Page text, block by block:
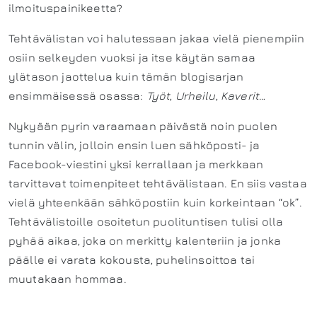
ilmoituspainikeetta?
Tehtävälistan voi halutessaan jakaa vielä pienempiin
osiin selkeyden vuoksi ja itse käytän samaa
ylätason jaottelua kuin tämän blogisarjan
ensimmäisessä osassa: Työt, Urheilu, Kaverit…
Nykyään pyrin varaamaan päivästä noin puolen
tunnin välin, jolloin ensin luen sähköposti- ja
Facebook-viestini yksi kerrallaan ja merkkaan
tarvittavat toimenpiteet tehtävälistaan. En siis vastaa
vielä yhteenkään sähköpostiin kuin korkeintaan “ok”.
Tehtävälistoille osoitetun puolituntisen tulisi olla
pyhää aikaa, joka on merkitty kalenteriin ja jonka
päälle ei varata kokousta, puhelinsoittoa tai
muutakaan hommaa.